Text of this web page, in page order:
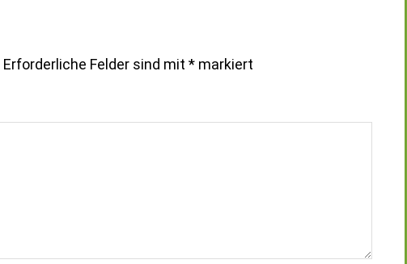
Erforderliche Felder sind mit * markiert